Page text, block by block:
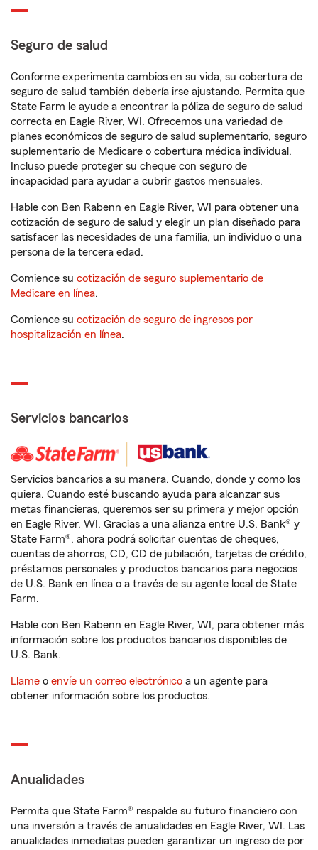
Seguro de salud
Conforme experimenta cambios en su vida, su cobertura de
seguro de salud también debería irse ajustando. Permita que
State Farm le ayude a encontrar la póliza de seguro de salud
correcta en Eagle River, WI. Ofrecemos una variedad de
planes económicos de seguro de salud suplementario, seguro
suplementario de Medicare o cobertura médica individual.
Incluso puede proteger su cheque con seguro de
incapacidad para ayudar a cubrir gastos mensuales.
Hable con Ben Rabenn en Eagle River, WI para obtener una
cotización de seguro de salud y elegir un plan diseñado para
satisfacer las necesidades de una familia, un individuo o una
persona de la tercera edad.
Comience su cotización de seguro suplementario de
Medicare en línea.
Comience su cotización de seguro de ingresos por
hospitalización en línea.
Servicios bancarios
Servicios bancarios a su manera. Cuando, donde y como los
quiera. Cuando esté buscando ayuda para alcanzar sus
metas financieras, queremos ser su primera y mejor opción
en Eagle River, WI. Gracias a una alianza entre U.S. Bank® y
State Farm®, ahora podrá solicitar cuentas de cheques,
cuentas de ahorros, CD, CD de jubilación, tarjetas de crédito,
préstamos personales y productos bancarios para negocios
de U.S. Bank en línea o a través de su agente local de State
Farm.
Hable con Ben Rabenn en Eagle River, WI, para obtener más
información sobre los productos bancarios disponibles de
U.S. Bank.
Llame o envíe un correo electrónico a un agente para
obtener información sobre los productos.
Anualidades
Permita que State Farm® respalde su futuro financiero con
una inversión a través de anualidades en Eagle River, WI. Las
anualidades inmediatas pueden garantizar un ingreso de por